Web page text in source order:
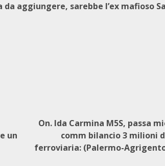
da aggiungere, sarebbe l’ex mafioso
un
On. Ida Carmina M5S, passa
comm bilancio 3 milioni
ferroviaria: (Palermo-